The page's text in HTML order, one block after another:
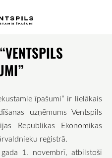
īpašumi” ir lielākais
uzņēmums Ventspils
Republikas Ekonomikas
reģistrā.
1. novembrī, atbilstoši